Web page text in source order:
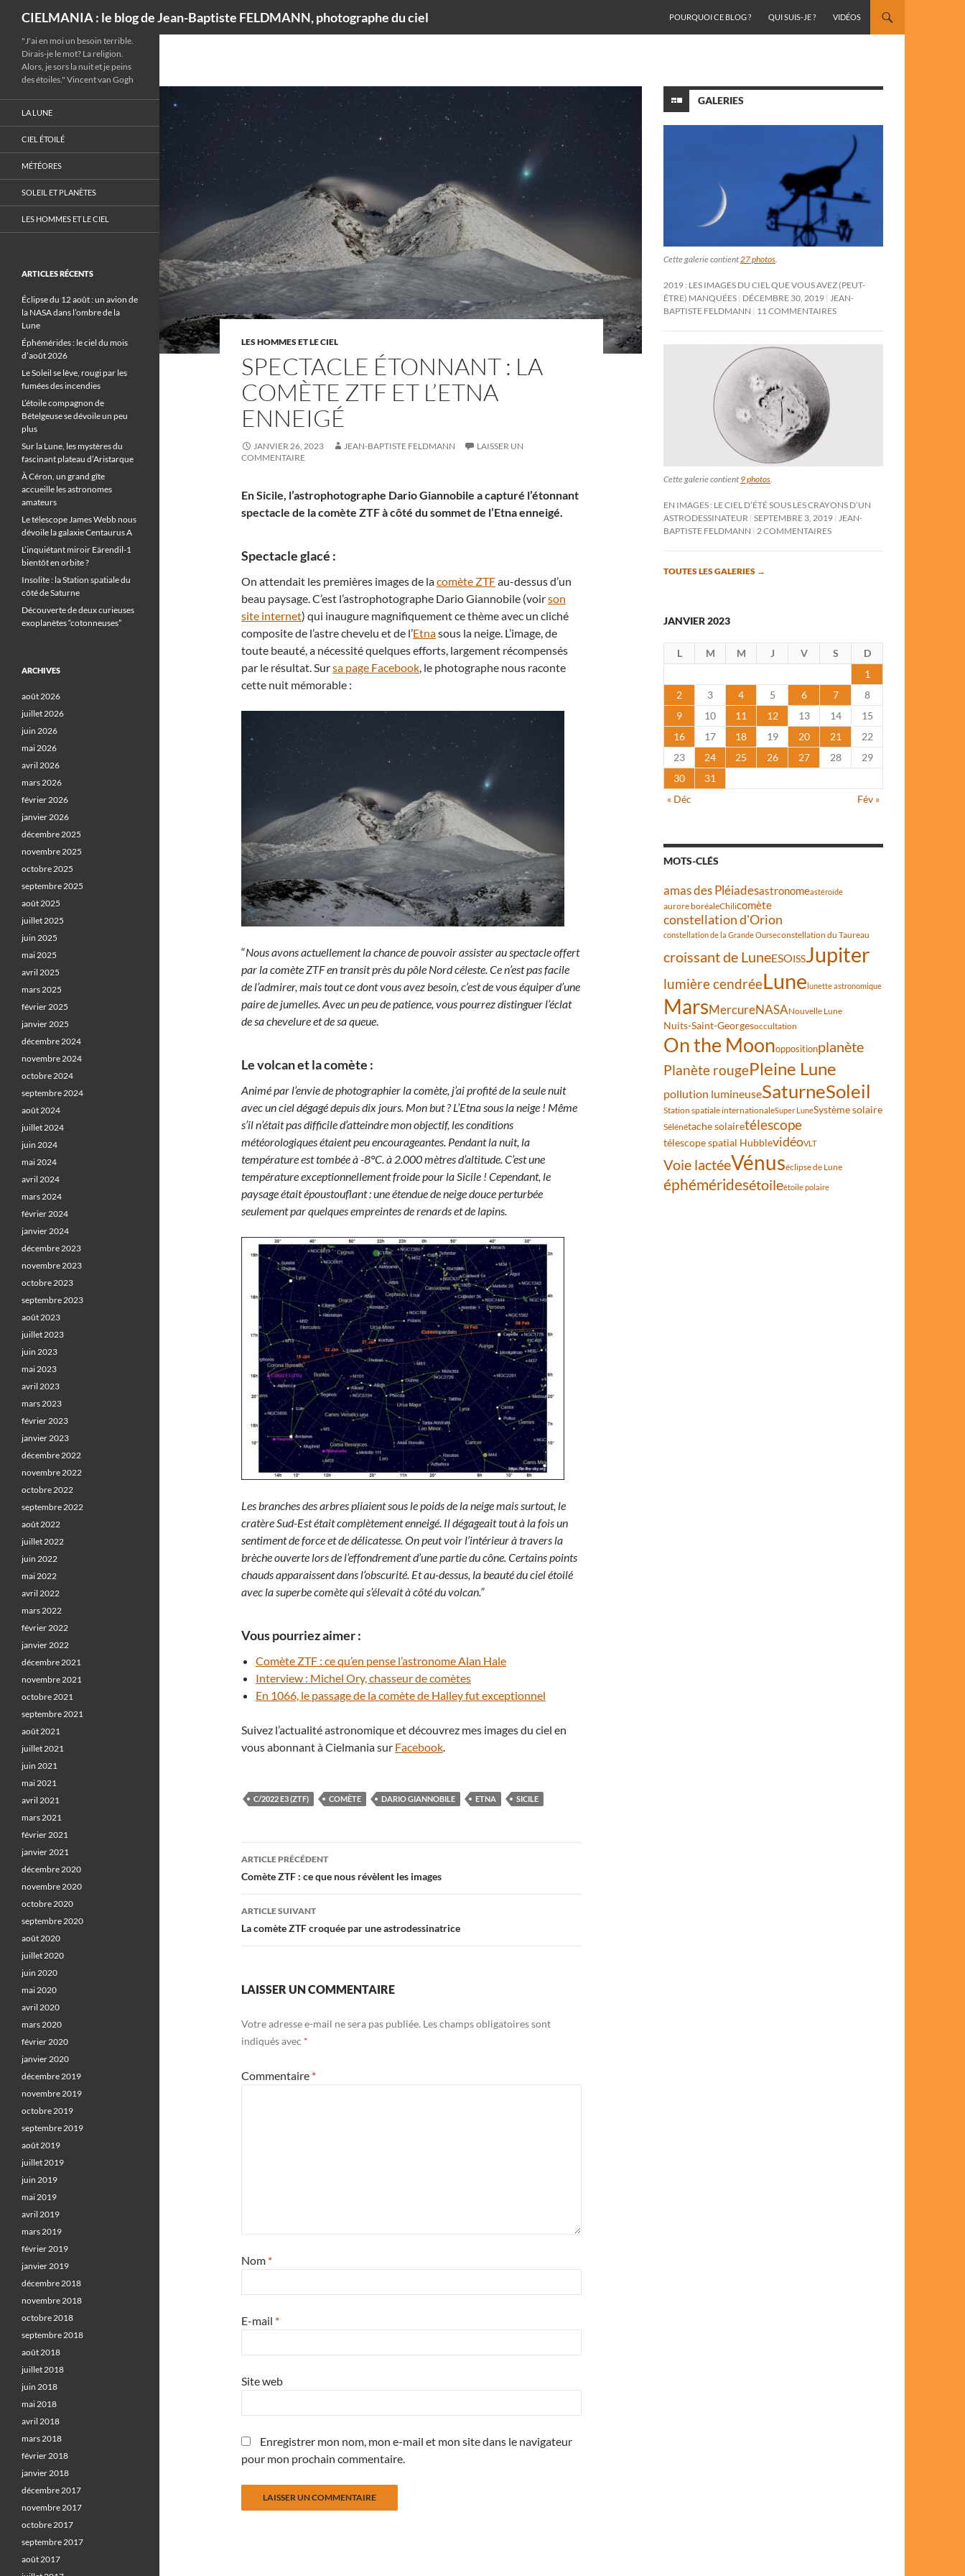
CIELMANIA : le blog de Jean-Baptiste FELDMANN, photographe du ciel
POURQUOI CE BLOG ?
QUI SUIS-JE ? VIDÉOS
LES HOMMES ET LE CIEL
SPECTACLE ÉTONNANT : LA
COMÈTE ZTF ET L’ETNA
ENNEIGÉ
JANVIER 26, 2023 JEAN-BAPTISTE FELDMANN
LAISSER UN
COMMENTAIRE
En Sicile, l’astrophotographe Dario Giannobile a capturé l’étonnant
spectacle de la comète ZTF à côté du sommet de l’Etna enneigé.
Spectacle glacé :
On attendait les premières images de lacomète ZTFau-dessus d’un
beau paysage. C’est l’astrophotographe Dario Giannobile (voirson
site internet) qui inaugure magnifiquement ce thème avec un cliché
composite de l’astre chevelu et de l’Etnasous la neige. L’image, de
toute beauté, a nécessité quelques efforts, largement récompensés
par le résultat. Sursa page Facebook, le photographe nous raconte
cette nuit mémorable :
“Nous avons actuellement la chance de pouvoir assister au spectacle offert
par la comète ZTF en transit près du pôle Nord céleste. Ce n’est pas facile
de l’admirer, mais tout ce dont vous avez besoin, c’est de vous équiper d’une
paire de jumelles. Avec un peu de patience, vous pourrez distinguer l’éclat
de sa chevelure et de sa queue.
Le volcan et la comète :
Animé par l’envie de photographier la comète, j’ai profité de la seule nuit
avec un ciel dégagé depuis dix jours. Mon but ? L’Etna sous la neige ! Même
s’il n’était pas difficile d’atteindre mon objectif, les conditions
météorologiques étaient peu encourageantes. Pendant la nuit, la
température est tombée à -8°C. à 2.000 mètres d’altitude. C’est une
température exceptionnellement froide pour la Sicile ! Cependant, le
paysage était époustouflant : une étendue de neige douce perturbée
seulement par quelques empreintes de renards et de lapins.
Les branches des arbres pliaient sous le poids de la neige mais surtout, le
cratère Sud-Est était complètement enneigé. Il dégageait tout à la fois un
sentiment de force et de délicatesse. On peut voir l’intérieur à travers la
brèche ouverte lors de l’effondrement d’une partie du cône. Certains points
chauds apparaissent dans l’obscurité. Et au-dessus, la beauté du ciel étoilé
avec la superbe comète qui s’élevait à côté du volcan.”
Vous pourriez aimer :
Comète ZTF : ce qu’en pense l’astronome Alan Hale
Interview : Michel Ory, chasseur de comètes
En 1066, le passage de la comète de Halley fut exceptionnel
Suivez l’actualité astronomique et découvrez mes images du ciel en
vous abonnant à Cielmania sur Facebook.
C/2022 E3 (ZTF) COMÈTE DARIO GIANNOBILE ETNA SICILE
Navigation
des
articles
ARTICLE PRÉCÉDENT
Comète ZTF : ce que nous révèlent les images
ARTICLE SUIVANT
La comète ZTF croquée par une astrodessinatrice
LAISSER UN COMMENTAIRE
Votre adresse e-mail ne sera pas publiée. Les champs obligatoires sont
indiqués avec *
Commentaire *
Nom *
E-mail *
Site web
Enregistrer mon nom, mon e-mail et mon site dans le navigateur
pour mon prochain commentaire.
GALERIES
Cette galerie contient27 photos.
2019 : LES IMAGES DU CIEL QUE VOUS AVEZ (PEUT-
ÊTRE) MANQUÉES DÉCEMBRE 30, 2019 JEAN-
BAPTISTE FELDMANN
11 COMMENTAIRES
Cette galerie contient 9 photos
EN IMAGES : LE CIEL D’ÉTÉ SOUS LES CRAYONS D’UN
ASTRODESSINATEUR SEPTEMBRE 3, 2019
JEAN-
BAPTISTE FELDMANN
2 COMMENTAIRES
TOUTES LES GALERIES →
JANVIER 2023
L M M J V S
D
1
2
3 4 5 6 7
8
9
10 11 12 13 14
15
16
17 18 19 20 21
22
23
24 25 26 27 28
29
30
31
« Déc
Fév »
MOTS-CLÉS
amas des Pléiadesastronomeastéroïde
aurore boréaleChilicomète
constellation d'Orion
constellation de la Grande Ourseconstellation du Taureau
croissant de LuneESOISSJupiter
lumière cendréeLunelunette astronomique
MarsMercureNASANouvelle Lune
Nuits-Saint-Georgesoccultation
On the Moonoppositionplanète
Planète rougePleine Lune
pollution lumineuseSaturneSoleil
Station spatiale internationaleSuper LuneSystème solaire
Sélénétache solairetélescope
télescope spatial HubblevidéoVLT
Voie lactéeVénuséclipse de Lune
éphéméridesétoileétoile polaire
"J'ai en moi un besoin terrible.
Dirais-je le mot? La religion.
Alors, je sors la nuit et je peins
des étoiles." Vincent van Gogh
LA LUNE
CIEL ÉTOILÉ
MÉTÉORES
SOLEIL ET PLANÈTES
LES HOMMES ET LE CIEL
ARTICLES RÉCENTS
Éclipse du 12 août : un avion de
la NASA dans l’ombre de la
Lune
Éphémérides : le ciel du mois
d’août 2026
Le Soleil se lève, rougi par les
fumées des incendies
L’étoile compagnon de
Bételgeuse se dévoile un peu
plus
Sur la Lune, les mystères du
fascinant plateau d’Aristarque
À Céron, un grand gîte
accueille les astronomes
amateurs
Le télescope James Webb nous
dévoile la galaxie Centaurus A
L’inquiétant miroir Eärendil-1
bientôt en orbite ?
Insolite : la Station spatiale du
côté de Saturne
Découverte de deux curieuses
exoplanètes “cotonneuses”
ARCHIVES
août 2026
juillet 2026
juin 2026
mai 2026
avril 2026
mars 2026
février 2026
janvier 2026
décembre 2025
novembre 2025
octobre 2025
septembre 2025
août 2025
juillet 2025
juin 2025
mai 2025
avril 2025
mars 2025
février 2025
janvier 2025
décembre 2024
novembre 2024
octobre 2024
septembre 2024
août 2024
juillet 2024
juin 2024
mai 2024
avril 2024
mars 2024
février 2024
janvier 2024
décembre 2023
novembre 2023
octobre 2023
septembre 2023
août 2023
juillet 2023
juin 2023
mai 2023
avril 2023
mars 2023
février 2023
janvier 2023
décembre 2022
novembre 2022
octobre 2022
septembre 2022
août 2022
juillet 2022
juin 2022
mai 2022
avril 2022
mars 2022
février 2022
janvier 2022
décembre 2021
novembre 2021
octobre 2021
septembre 2021
août 2021
juillet 2021
juin 2021
mai 2021
avril 2021
mars 2021
février 2021
janvier 2021
décembre 2020
novembre 2020
octobre 2020
septembre 2020
août 2020
juillet 2020
juin 2020
mai 2020
avril 2020
mars 2020
février 2020
janvier 2020
décembre 2019
novembre 2019
octobre 2019
septembre 2019
août 2019
juillet 2019
juin 2019
mai 2019
avril 2019
mars 2019
février 2019
janvier 2019
décembre 2018
novembre 2018
octobre 2018
septembre 2018
août 2018
juillet 2018
juin 2018
mai 2018
avril 2018
mars 2018
février 2018
janvier 2018
décembre 2017
novembre 2017
octobre 2017
septembre 2017
août 2017